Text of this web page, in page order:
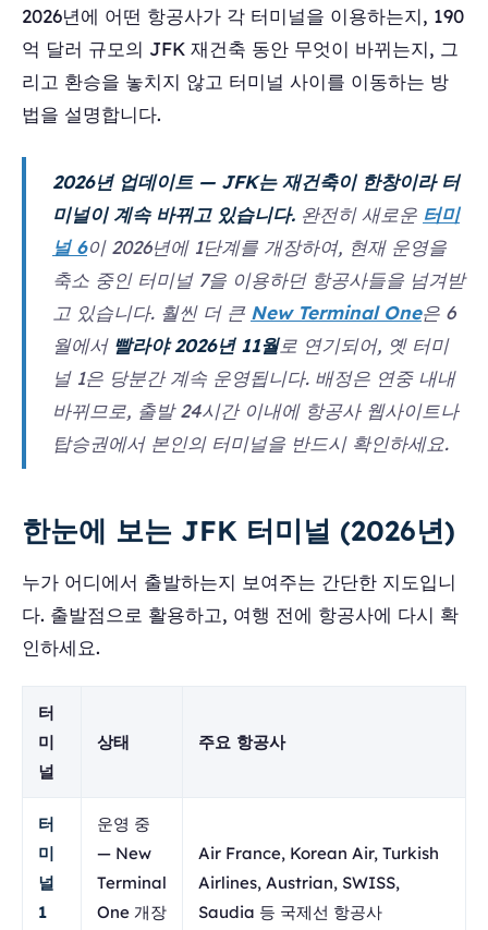
2026년에 어떤 항공사가 각 터미널을 이용하는지, 190
억 달러 규모의 JFK 재건축 동안 무엇이 바뀌는지, 그
리고 환승을 놓치지 않고 터미널 사이를 이동하는 방
법을 설명합니다.
2026년 업데이트 — JFK는 재건축이 한창이라 터
미널이 계속 바뀌고 있습니다. 완전히 새로운 터미
널 6이 2026년에 1단계를 개장하여, 현재 운영을
축소 중인 터미널 7을 이용하던 항공사들을 넘겨받
고 있습니다. 훨씬 더 큰 New Terminal One은 6
월에서 빨라야 2026년 11월로 연기되어, 옛 터미
널 1은 당분간 계속 운영됩니다. 배정은 연중 내내
바뀌므로, 출발 24시간 이내에 항공사 웹사이트나
탑승권에서 본인의 터미널을 반드시 확인하세요.
한눈에 보는 JFK 터미널 (2026년)
누가 어디에서 출발하는지 보여주는 간단한 지도입니
다. 출발점으로 활용하고, 여행 전에 항공사에 다시 확
인하세요.
터
미
널
상태 주요 항공사
터
미
널
1
운영 중
— New
Terminal
One 개장
Air France, Korean Air, Turkish
Airlines, Austrian, SWISS,
Saudia 등 국제선 항공사